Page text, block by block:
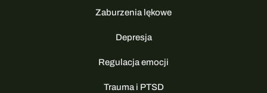
Zaburzenia lękowe
Depresja
Regulacja emocji
Trauma i PTSD